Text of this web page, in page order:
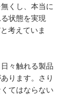
くし、本当に
状態を実現
考えていま
々触れる製品
ります。さり
てはならない